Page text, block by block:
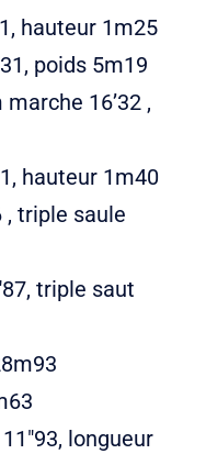
hauteur 1m25
poids 5m19
16’32 ,
hauteur 1m40
, triple saule
triple saut
longueur